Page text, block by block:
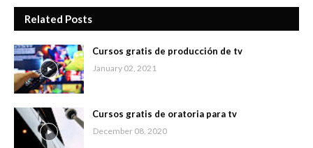
Related Posts
Cursos gratis de producción de tv
January 02, 2021
Cursos gratis de oratoria para tv
December 08, 2020